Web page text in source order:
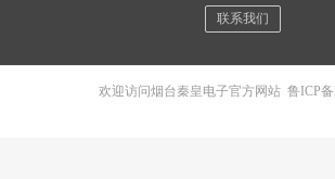
联系我们
欢迎访问烟台秦皇电子官方网站 鲁ICP